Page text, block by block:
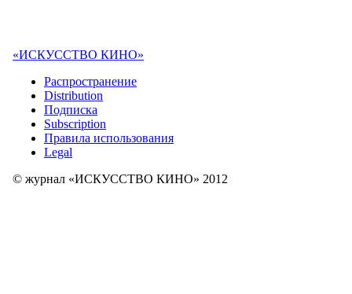
«ИСКУССТВО КИНО»
Распространение
Distribution
Подписка
Subscription
Правила использования
Legal
© журнал «ИСКУССТВО КИНО» 2012